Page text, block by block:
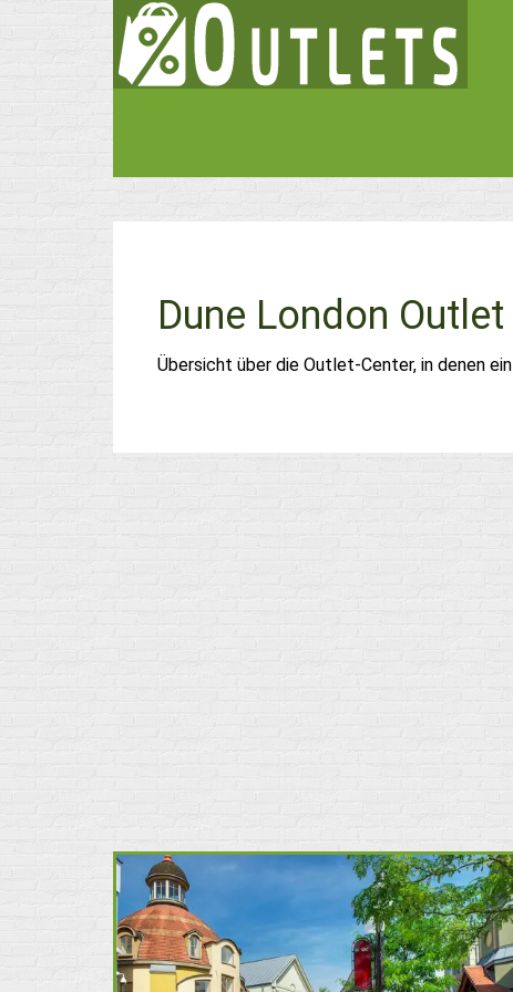
Dune London Outlet
Übersicht über die Outlet-Center, in denen ein